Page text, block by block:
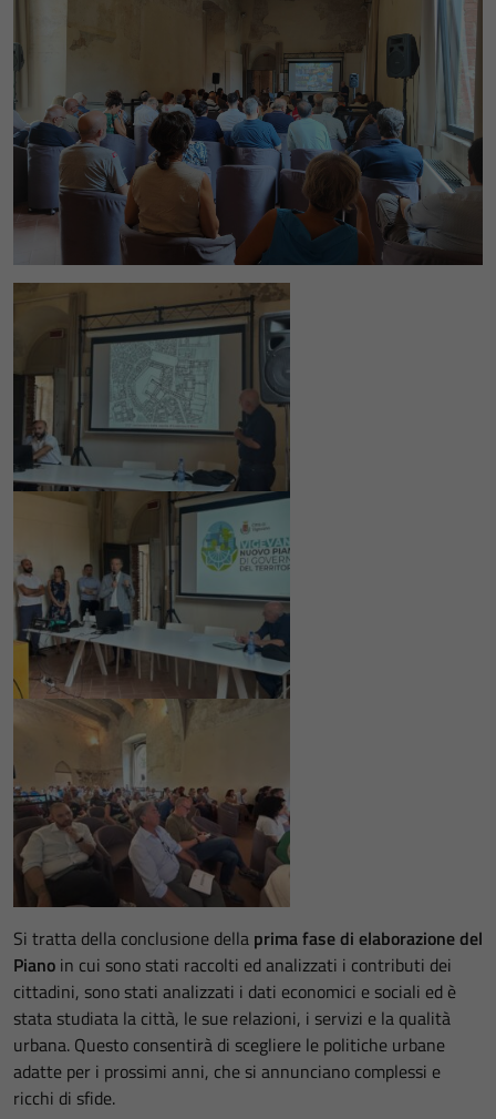
Si tratta della conclusione della prima fase di elaborazione del
Piano in cui sono stati raccolti ed analizzati i contributi dei
cittadini, sono stati analizzati i dati economici e sociali ed è
stata studiata la città, le sue relazioni, i servizi e la qualità
urbana. Questo consentirà di scegliere le politiche urbane
adatte per i prossimi anni, che si annunciano complessi e
ricchi di sfide.